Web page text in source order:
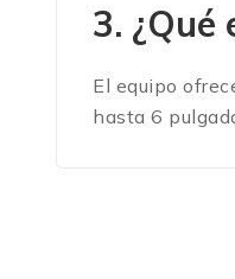
3.
El equipo
hasta 6